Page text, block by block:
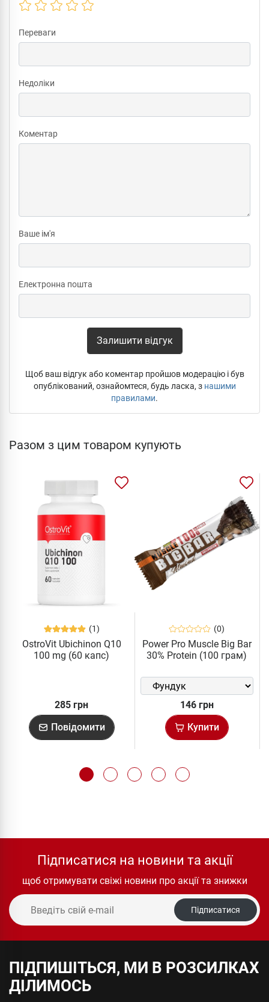
Переваги
Недоліки
Коментар
Ваше ім'я
Електронна пошта
Залишити відгук
Щоб ваш відгук або коментар пройшов модерацію і був
опублікований, ознайомтеся, будь ласка, з нашими
правилами.
Разом з цим товаром купують
(1)
OstroVit Ubichinon Q10
100 mg (60 капс)
285 грн
Повідомити
(0)
Power Pro Muscle Big Bar
30% Protein (100 грам)
146 грн
Купити
Підписатися на новини та акції
щоб отримувати свіжі новини про акції та знижки
Підписатися
ПІДПИШІТЬСЯ, МИ В РОЗСИЛКАХ
ДІЛИМОСЬ